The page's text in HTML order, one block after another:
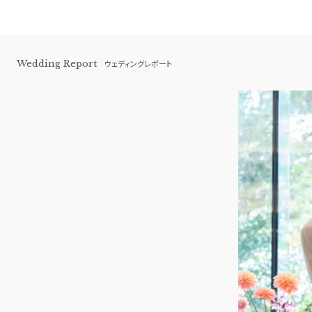
伊勢山ヒルズ
BEST BRIDAL
Wedding Report ウェディングレポート